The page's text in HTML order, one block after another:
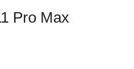
Pro Max